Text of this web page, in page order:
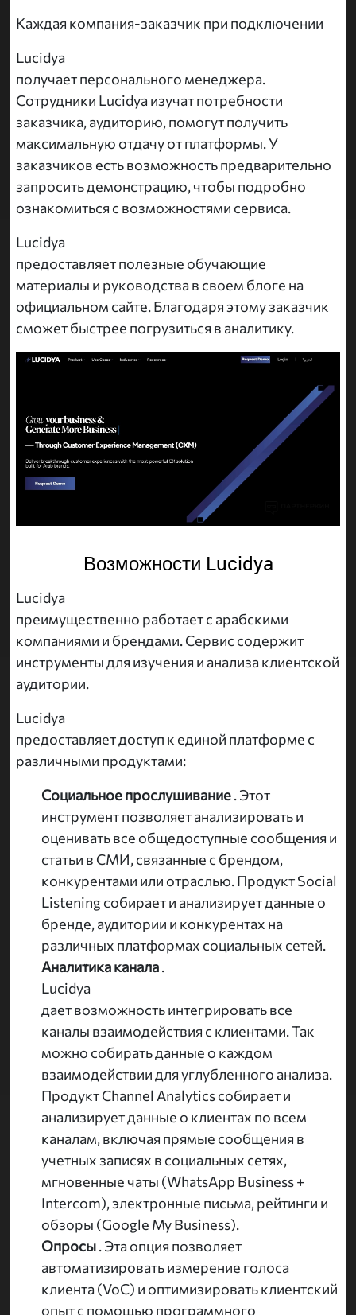
Каждая компания-заказчик при подключении
Lucidya
получает персонального менеджера.
Сотрудники Lucidya изучат потребности
заказчика, аудиторию, помогут получить
максимальную отдачу от платформы. У
заказчиков есть возможность предварительно
запросить демонстрацию, чтобы подробно
ознакомиться с возможностями сервиса.
Lucidya
предоставляет полезные обучающие
материалы и руководства в своем блоге на
официальном сайте. Благодаря этому заказчик
сможет быстрее погрузиться в аналитику.
Возможности Lucidya
Lucidya
преимущественно работает с арабскими
компаниями и брендами. Сервис содержит
инструменты для изучения и анализа клиентской
аудитории.
Lucidya
предоставляет доступ к единой платформе с
различными продуктами:
Социальное прослушивание. Этот
инструмент позволяет анализировать и
оценивать все общедоступные сообщения и
статьи в СМИ, связанные с брендом,
конкурентами или отраслью. Продукт Social
Listening собирает и анализирует данные о
бренде, аудитории и конкурентах на
различных платформах социальных сетей.
Аналитика канала.
Lucidya
дает возможность интегрировать все
каналы взаимодействия с клиентами. Так
можно собирать данные о каждом
взаимодействии для углубленного анализа.
Продукт Channel Analytics собирает и
анализирует данные о клиентах по всем
каналам, включая прямые сообщения в
учетных записях в социальных сетях,
мгновенные чаты (WhatsApp Business +
Intercom), электронные письма, рейтинги и
обзоры (Google My Business).
Опросы. Эта опция позволяет
автоматизировать измерение голоса
клиента (VoC) и оптимизировать клиентский
опыт с помощью программного